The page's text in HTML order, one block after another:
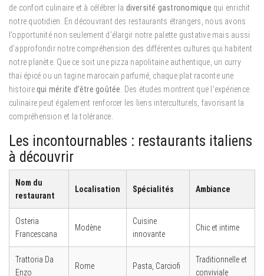
de confort culinaire et à célébrer la diversité gastronomique qui enrichit
notre quotidien. En découvrant des restaurants étrangers, nous avons
l’opportunité non seulement d’élargir notre palette gustative mais aussi
d’approfondir notre compréhension des différentes cultures qui habitent
notre planète. Que ce soit une pizza napolitaine authentique, un curry
thaï épicé ou un tagine marocain parfumé, chaque plat raconte une
histoirequi mérite d’être goûtée . Des études montrent que l’expérience
culinaire peut également renforcer les liens interculturels, favorisant la
compréhension et la tolérance.
Les incontournables : restaurants italiens
à découvrir
Nom du
restaurant
Localisation Spécialités Ambiance
Osteria
Francescana
Modène
Cuisine
innovante
Chic et intime
Trattoria Da
Enzo
Rome Pasta, Carciofi
Traditionnelle et
conviviale